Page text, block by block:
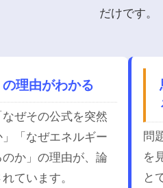
だけです。
の理由がわかる
ぜその公式を突然
「なぜエネルギー
か」の理由が、論
ています。
問
を
と